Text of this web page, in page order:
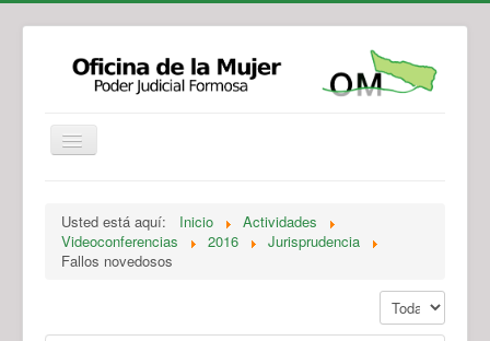
Legislación
Novedades
Recursos y Servicios de Atención
Usted está aquí: Inicio
Actividades
Videoconferencias
2016
Jurisprudencia
Fallos novedosos
Mostrar #